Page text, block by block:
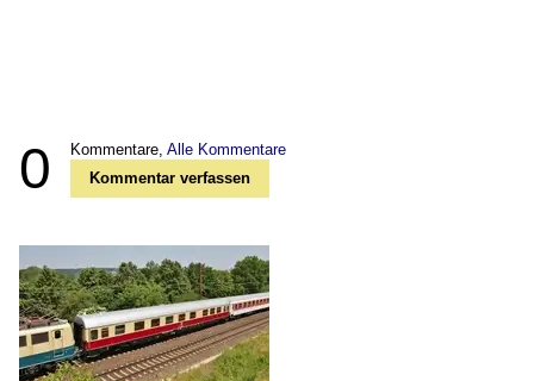
0 Kommentare, Alle Kommentare
Kommentar verfassen